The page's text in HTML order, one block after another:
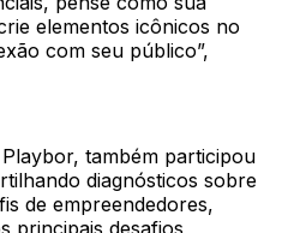
elementos icônicos no
com seu público”,
também participou
diagnósticos sobre
de empreendedores,